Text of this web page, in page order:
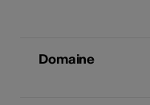
Domaine